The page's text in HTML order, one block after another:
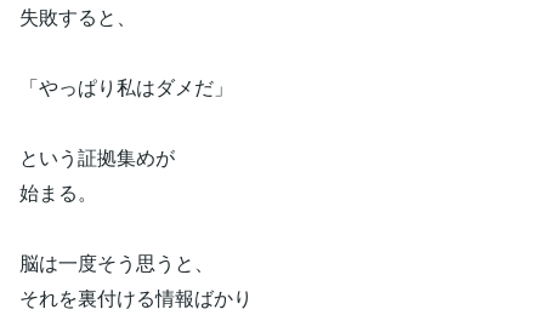
失敗すると、
「やっぱり私はダメだ」
という証拠集めが
始まる。
脳は一度そう思うと、
それを裏付ける情報ばかり